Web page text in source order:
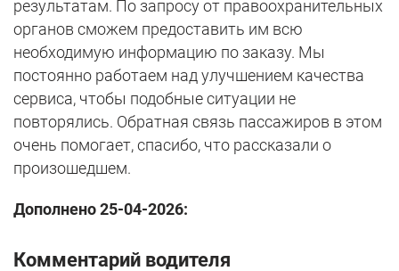
результатам. По запросу от правоохранительных
органов сможем предоставить им всю
необходимую информацию по заказу. Мы
постоянно работаем над улучшением качества
сервиса, чтобы подобные ситуации не
повторялись. Обратная связь пассажиров в этом
очень помогает, спасибо, что рассказали о
произошедшем.
Дополнено 25-04-2026:
Комментарий водителя